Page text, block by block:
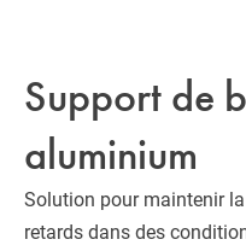
Support de
aluminium
Solution pour maintenir
retards dans des